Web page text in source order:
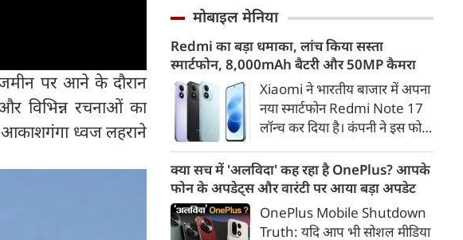
पर आने के दौरान
विभिन्न रचनाओं का
आकाशगंगा ध्वज लहराने
कर रहे हैं। हमारे लिए न्याय की
अवधारणा पंच परमेश्नरों की परंपरा
रही है, जिन्होंने कभी समझाइश
देकर, कभी समझौतों से विवादों को
सहजता से सुलझाया है।
सकेगा। इसके लिए बकायदा एक शर्त
मोबाइल मेनिया
Redmi का बड़ा धमाका, लांच किया सस्ता
स्मार्टफोन, 8,000mAh बैटरी और 50MP कैमरा
Xiaomi ने भारतीय बाजार में अपना
नया स्मार्टफोन Redmi Note 17
लॉन्च कर दिया है। कंपनी ने इस फोन
डिस्प्ले, 8,000mAh की बड़ी बैटरी
और Qualcomm Snapdragon
चिपसेट के साथ पेश किया है। फोन में
50MP का मेन कैमरा दिया गया है।
क्या सच में 'अलविदा' कह रहा है OnePlus? आपके
फोन के अपडेट्स और वारंटी पर आया बड़ा अपडेट
OnePlus Mobile Shutdown
Truth: यदि आप भी सोशल मीडिया